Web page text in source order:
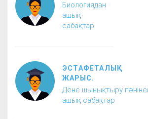
Биологиядан
ашық
сабақтар
ЭСТАФЕТАЛЫҚ
ЖАРЫС.
Дене шынықтыру
ашық сабақтар